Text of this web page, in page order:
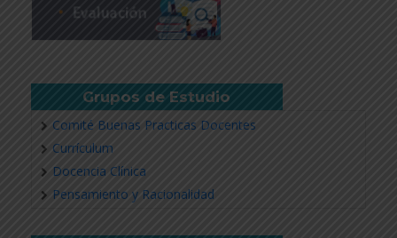
Grupos de Estudio
Comité Buenas Practicas Docentes
Currículum
Docencia Clínica
Pensamiento y Racionalidad